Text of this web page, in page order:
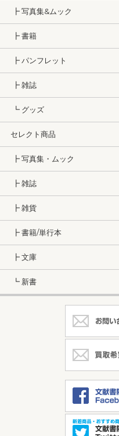
┣ 写真集&ムック
┣ 書籍
┣ パンフレット
┣ 雑誌
┗ グッズ
セレクト商品
┣ 写真集・ムック
┣ 雑誌
┣ 雑貨
┣ 書籍/単行本
┣ 文庫
┗ 新書